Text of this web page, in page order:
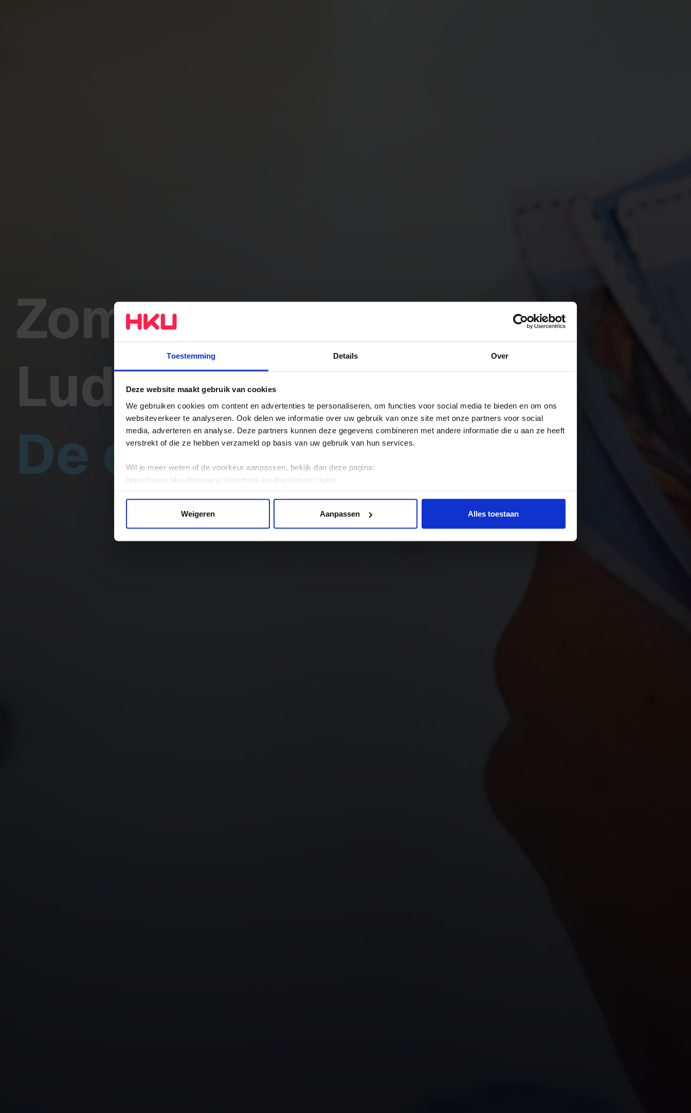
Toestemming Details Over
Deze website maakt gebruik van cookies
We gebruiken cookies om content en advertenties te personaliseren, om functies voor social media te bieden en om ons
websiteverkeer te analyseren. Ook delen we informatie over uw gebruik van onze site met onze partners voor social
media, adverteren en analyse. Deze partners kunnen deze gegevens combineren met andere informatie die u aan ze heeft
verstrekt of die ze hebben verzameld op basis van uw gebruik van hun services.
Wil je meer weten of de voorkeur aanpassen, bekijk dan deze pagina:
https://www.hku.nl/privacy-statement-en-disclaimer/cookie
Weigeren Aanpassen Alles toestaan
Zomercursus
Ludodidactiek
De cursus